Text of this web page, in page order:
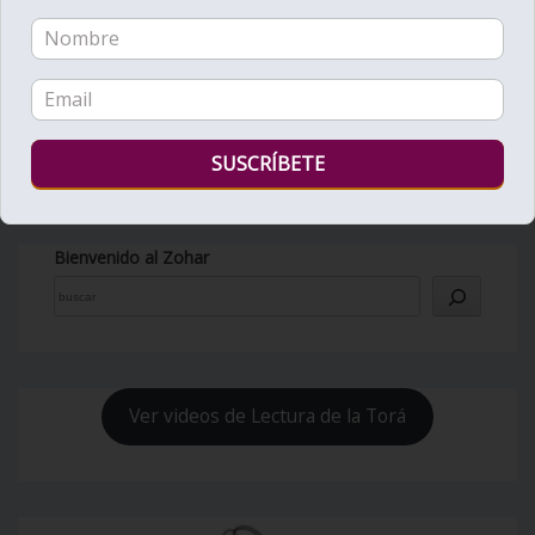
Bienvenido al Zohar
Ver videos de Lectura de la Torá